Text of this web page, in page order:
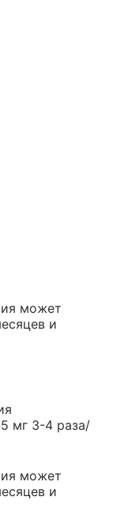
может
и
мг 3-4 раза/
может
и